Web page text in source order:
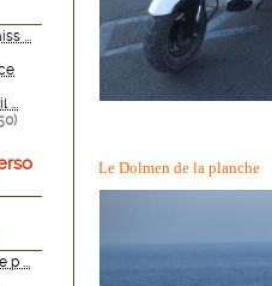
...
...
)
p ...
Le Dolmen de la planche